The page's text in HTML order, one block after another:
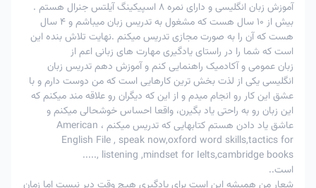
2
زمان
کلاس
امکان
پذیرنیست
امکان
پذیرنیست
امکان پذیر
3 لغوتوافقی
امکان پذیر
با تایید
استاد
امکان پذیر
با تایید استاد
-
در اعمال جریمه 50% ، به عنوان مثال اگر زبان آموز مبلغ 200
تومان سوخت شده و 100 هزار تومان دیگر به کیف پول زبان
آموز برگشت خواهد شد.
آموزش زبان انگلیسی و دارای نمره 8 اسپیکینگ آیلتس جنرال هستم .
بیش از 10 سال هست که مشغول به تدریس زبان میباشم و 4 سال
هست که آن را به صورت مجازی تدریس میکنم .نهایت تلاش بنده این
است که شما را در راستای یادگیری مهارت های زبانی اعم از
زبان عمومی و آکادمیک راهنمایی کنم و آموزش دهم تدریس زبان
انگلیسی یکی از لذت بخش ترین کارهایی است که من دوست دارم و با
عشق این کار رو انجام میدم و از این که دیگران رو علاقه مند میکنم که
این زبان رو به راحتی یاد بگیرن، واقعا احساس خوشحالی میکنم و
عاشق یاد دادن هستم کتابهایی که تدریس میکنم ، American
English File , speak now,oxford word skills,tactics for
listening ,mindset for Ielts,cambridge books ,.....
است..